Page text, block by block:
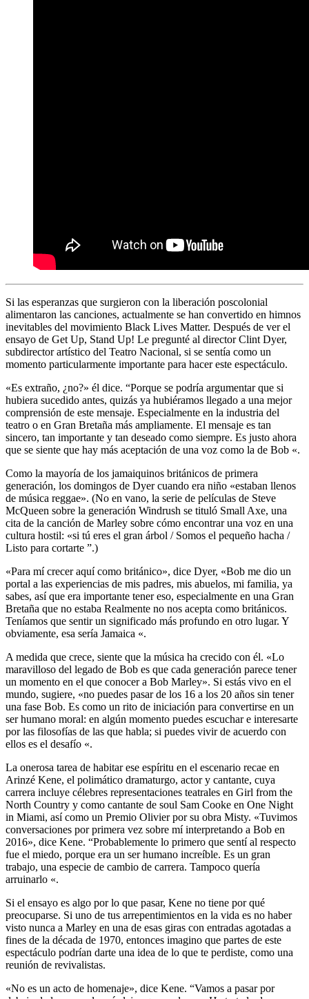
Si las esperanzas que surgieron con la liberación poscolonial
alimentaron las canciones, actualmente se han convertido en himnos
inevitables del movimiento Black Lives Matter. Después de ver el
ensayo de Get Up, Stand Up! Le pregunté al directorClint Dyer,
subdirector artístico del Teatro Nacional, si se sentía como un
momento particularmente importante para hacer este espectáculo.
«Es extraño, ¿no?» él dice. “Porque se podría argumentar que si
hubiera sucedido antes, quizás ya hubiéramos llegado a una mejor
comprensión de este mensaje. Especialmente en la industria del
teatro o en Gran Bretaña más ampliamente. El mensaje es tan
sincero, tan importante y tan deseado como siempre. Es justo ahora
que se siente que hay más aceptación de una voz como la de Bob «.
Como la mayoría de los jamaiquinos británicos de primera
generación, los domingos de Dyer cuando era niño «estaban llenos
de música reggae». (No en vano, la serie de películas de Steve
McQueen sobre la generación Windrush se tituló Small Axe, una
cita de la canción de Marley sobre cómo encontrar una voz en una
cultura hostil: «si tú eres el gran árbol / Somos el pequeño hacha /
Listo para cortarte ”.)
«Para mí crecer aquí como británico», dice Dyer, «Bob me dio un
portal a las experiencias de mis padres, mis abuelos, mi familia, ya
sabes, así que era importante tener eso, especialmente en una Gran
Bretaña que no estaba Realmente no nos acepta como británicos.
Teníamos que sentir un significado más profundo en otro lugar. Y
obviamente, esa sería Jamaica «.
A medida que crece, siente que la música ha crecido con él. «Lo
maravilloso del legado de Bob es que cada generación parece tener
un momento en el que conocer a Bob Marley». Si estás vivo en el
mundo, sugiere, «no puedes pasar de los 16 a los 20 años sin tener
una fase Bob. Es como un rito de iniciación para convertirse en un
ser humano moral: en algún momento puedes escuchar e interesarte
por las filosofías de las que habla; si puedes vivir de acuerdo con
ellos es el desafío «.
La onerosa tarea de habitar ese espíritu en el escenario recae en
Arinzé Kene, el polimático dramaturgo, actor y cantante, cuya
carrera incluye célebres representaciones teatrales en Girl from the
North Country y como cantante de soul Sam Cooke en One Night
in Miami, así como un Premio Olivier por su obra Misty. «Tuvimos
conversaciones por primera vez sobre mí interpretando a Bob en
2016», dice Kene. “Probablemente lo primero que sentí al respecto
fue el miedo, porque era un ser humano increíble. Es un gran
trabajo, una especie de cambio de carrera. Tampoco quería
arruinarlo «.
Si el ensayo es algo por lo que pasar, Kene no tiene por qué
preocuparse. Si uno de tus arrepentimientos en la vida es no haber
visto nunca a Marley en una de esas giras con entradas agotadas a
fines de la década de 1970, entonces imagino que partes de este
espectáculo podrían darte una idea de lo que te perdiste, como una
reunión de revivalistas.
«No es un acto de homenaje», dice Kene. “Vamos a pasar por